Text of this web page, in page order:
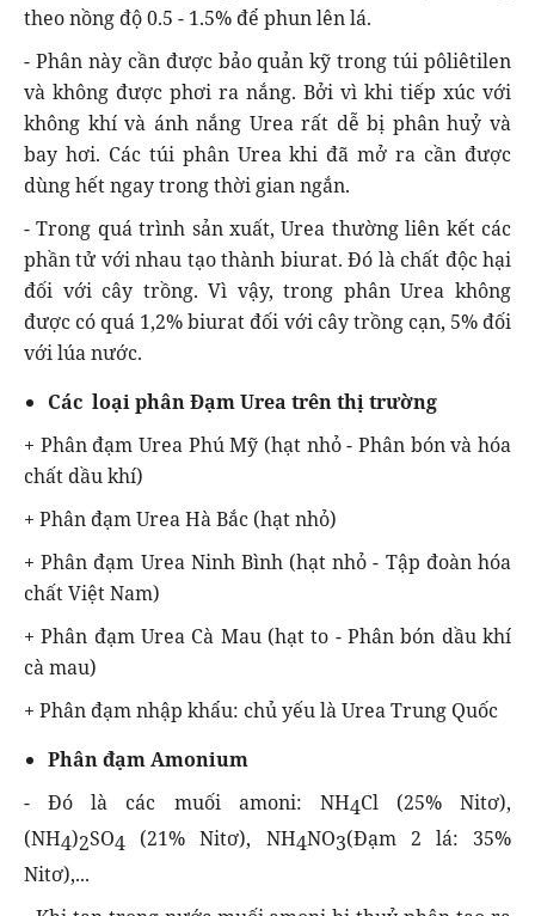
theo nồng độ 0.5 - 1.5% để phun lên lá.
- Phân này cần được bảo quản kỹ trong túi pôliêtilen
và không được phơi ra nắng. Bởi vì khi tiếp xúc với
không khí và ánh nắng Urea rất dễ bị phân huỷ và
bay hơi. Các túi phân Urea khi đã mở ra cần được
dùng hết ngay trong thời gian ngắn.
- Trong quá trình sản xuất, Urea thường liên kết các
phần tử với nhau tạo thành biurat. Đó là chất độc hại
đối với cây trồng. Vì vậy, trong phân Urea không
được có quá 1,2% biurat đối với cây trồng cạn, 5% đối
với lúa nước.
Các loại phân Đạm Urea trên thị trường
+ Phân đạm Urea Phú Mỹ (hạt nhỏ - Phân bón và hóa
chất dầu khí)
+ Phân đạm Urea Hà Bắc (hạt nhỏ)
+ Phân đạm Urea Ninh Bình (hạt nhỏ - Tập đoàn hóa
chất Việt Nam)
+ Phân đạm Urea Cà Mau (hạt to - Phân bón dầu khí
cà mau)
+ Phân đạm nhập khẩu: chủ yếu là Urea Trung Quốc
Phân đạm Amonium
- Đó là các muối amoni: NH4Cl (25% Nitơ),
(NH4)2SO4 (21% Nitơ), NH4NO3(Đạm 2 lá: 35%
Nitơ),...